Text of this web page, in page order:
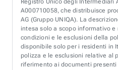
A000710058, che distribuisce
AG (Gruppo UNIQA). La
intesa solo a scopo informativo
condizioni e le esclusioni della
disponibile solo per i residenti in
polizza e le esclusioni relative al
riferimento ai documenti presenti